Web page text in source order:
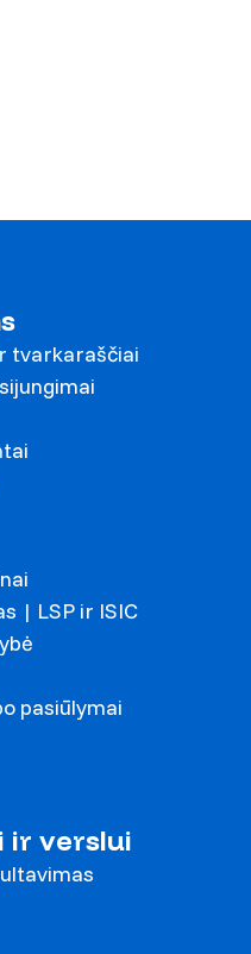
tvarkaraščiai
| LSP ir ISIC
pasiūlymai
ir verslui